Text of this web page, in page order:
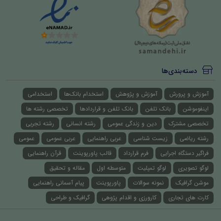
دسته‌بندی‌ها
آموزش و پرورش آموزش و پژوهش استخدام بانک‌ها
استخدامی
اینفوموشن
بانک تلفن بانک تلفن و قراردادها
تخصصی رشته ها
تخصصی مشترک
دین و زندگی عمومی رشته انسانی
رشته تجربی
رشته ریاضی
زیست شناسی عربی راهنمایی عربی عمومی
عمومی
فراگیر دستگاه اجرایی
فرم قرارداد قالب پاورپوینت
قرآن راهنمایی
لوگو تصویری
لوگو تمپلیت متوسطه اول
مقاله و تحقیق
موشن گرافیک
نمونه سوالات پاورپوینت
پیام آسمانی راهنمایی
کارت های تجاری
کارورزی و اقدام پژوهی گرافیک و طراحی